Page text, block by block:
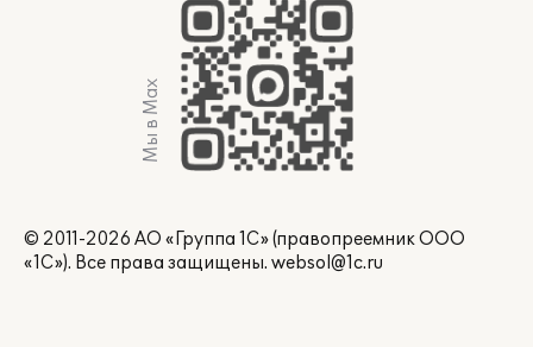
Мы в Max
© 2011-2026 АО «Группа 1С» (правопреемник ООО
«1С»). Все права защищены. websol@1c.ru